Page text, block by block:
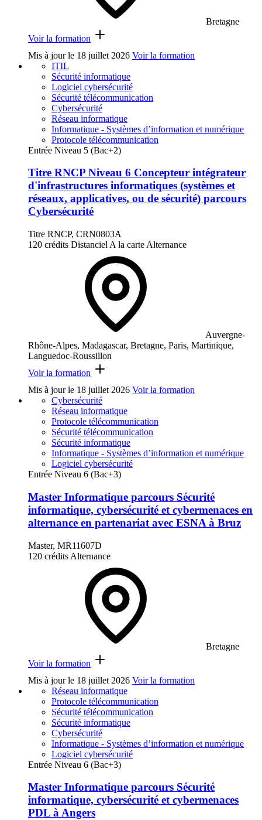
Bretagne
Voir la formation
Mis à jour le 18 juillet 2026 Voir la formation
ITIL
Sécurité informatique
Logiciel cybersécurité
Sécurité télécommunication
Cybersécurité
Réseau informatique
Informatique - Systèmes d’information et numérique
Protocole télécommunication
Entrée Niveau 5 (Bac+2)
Titre RNCP Niveau 6 Concepteur intégrateur
d'infrastructures informatiques (systèmes et
réseaux, applicatives, ou de sécurité) parcours
Cybersécurité
Titre RNCP, CRN0803A
120 crédits Distanciel A la carte Alternance
Auvergne-
Rhône-Alpes, Madagascar, Bretagne, Paris, Martinique,
Languedoc-Roussillon
Voir la formation
Mis à jour le 18 juillet 2026 Voir la formation
Cybersécurité
Réseau informatique
Protocole télécommunication
Sécurité télécommunication
Sécurité informatique
Informatique - Systèmes d’information et numérique
Logiciel cybersécurité
Entrée Niveau 6 (Bac+3)
Master Informatique parcours Sécurité
informatique, cybersécurité et cybermenaces en
alternance en partenariat avec ESNA à Bruz
Master, MR11607D
120 crédits Alternance
Bretagne
Voir la formation
Mis à jour le 18 juillet 2026 Voir la formation
Réseau informatique
Protocole télécommunication
Sécurité télécommunication
Sécurité informatique
Cybersécurité
Informatique - Systèmes d’information et numérique
Logiciel cybersécurité
Entrée Niveau 6 (Bac+3)
Master Informatique parcours Sécurité
informatique, cybersécurité et cybermenaces
PDL à Angers